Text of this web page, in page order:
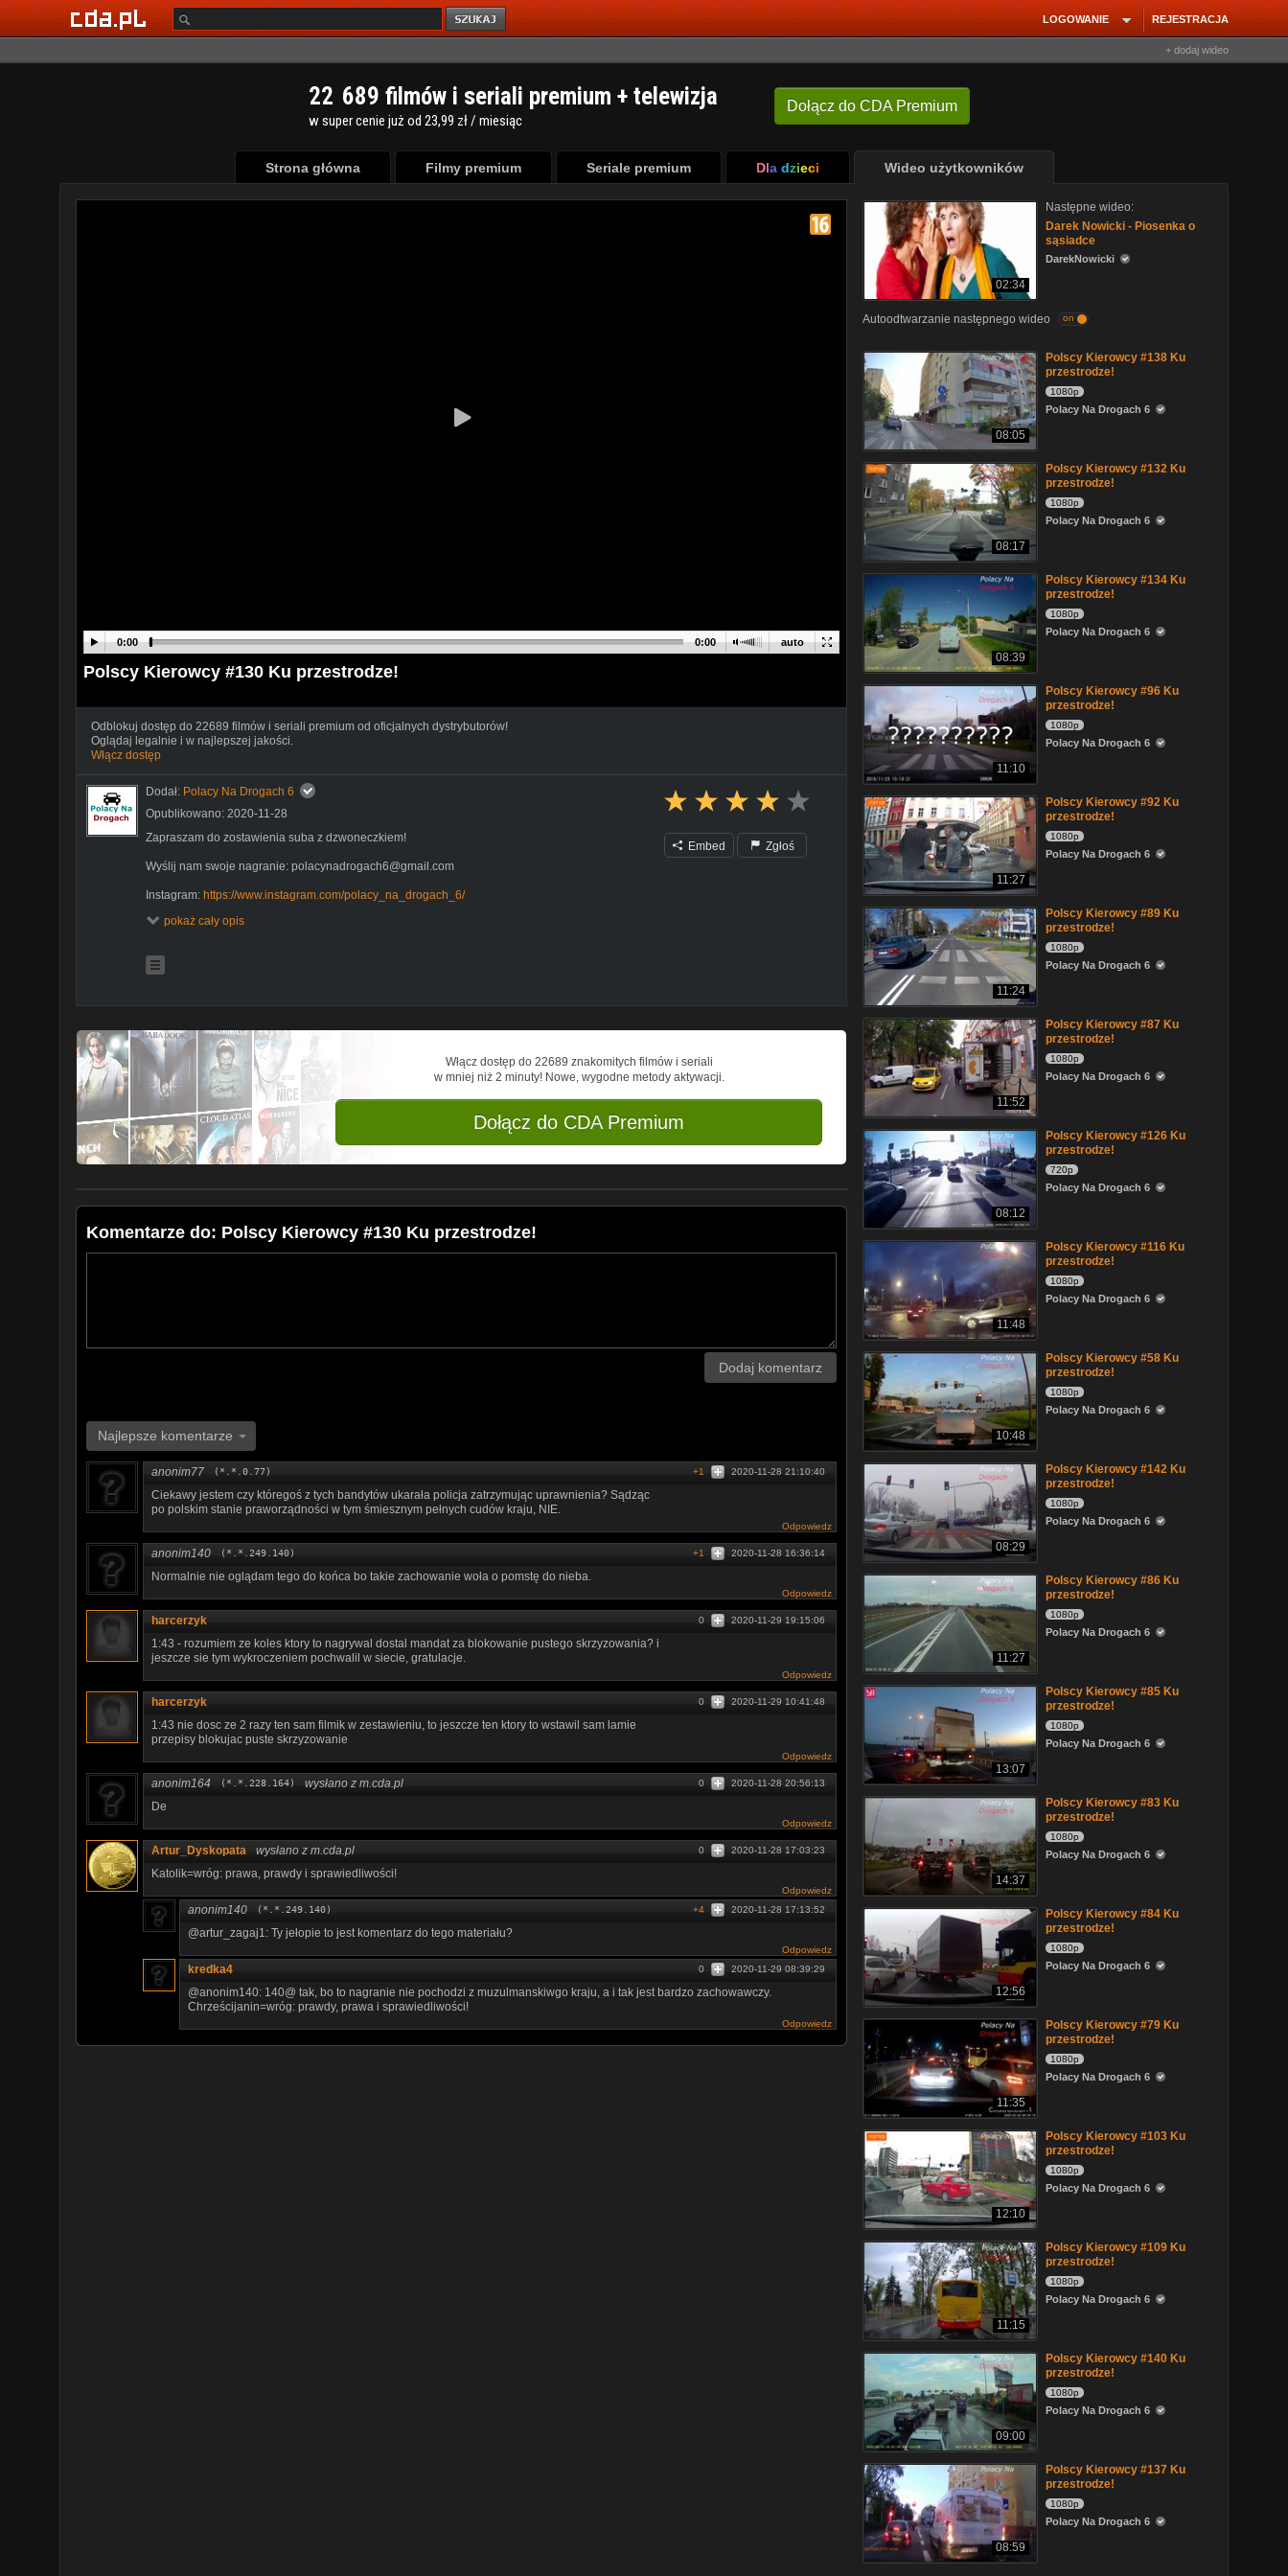
REJESTRACJA
LOGOWANIE
+ dodaj wideo
Dołącz do CDA Premium
22 689 filmów i seriali premium + telewizja
w super cenie już od 23,99 zł / miesiąc
Strona główna Filmy premium Seriale premium Dla dzieci Wideo użytkowników
auto
0:00 0:00
Polscy Kierowcy #130 Ku przestrodze!
Odblokuj dostęp do 22689 filmów i seriali premium od oficjalnych dystrybutorów!
Oglądaj legalnie i w najlepszej jakości.
Włącz dostęp
Dodał: Polacy Na Drogach 6
Opublikowano: 2020-11-28
Zapraszam do zostawienia suba z dzwoneczkiem!
Wyślij nam swoje nagranie: polacynadrogach6@gmail.com
Instagram: https://www.instagram.com/polacy_na_drogach_6/
kierowców.
Zobaczysz tutaj popisy piratów drogowych, wypadki zarówno te ciężkie, absurdy drogowe i inne.
pokaż cały opis
Embed Zgłoś
Włącz dostęp do 22689 znakomitych filmów i seriali
w mniej niż 2 minuty! Nowe, wygodne metody aktywacji.
Dołącz do CDA Premium
Komentarze do: Polscy Kierowcy #130 Ku przestrodze!
Dodaj komentarz
Najlepsze komentarze
anonim77 (*.*.0.77) 2020-11-28 21:10:40
+1
Ciekawy jestem czy któregoś z tych bandytów ukarała policja zatrzymując uprawnienia? Sądząc
po polskim stanie praworządności w tym śmiesznym pełnych cudów kraju, NIE.
Odpowiedz
anonim140 (*.*.249.140) 2020-11-28 16:36:14
+1
Normalnie nie oglądam tego do końca bo takie zachowanie woła o pomstę do nieba.
Odpowiedz
harcerzyk 2020-11-29 19:15:06
0
1:43 - rozumiem ze koles ktory to nagrywal dostal mandat za blokowanie pustego skrzyzowania? i
jeszcze sie tym wykroczeniem pochwalil w siecie, gratulacje.
Odpowiedz
harcerzyk 2020-11-29 10:41:48
0
1:43 nie dosc ze 2 razy ten sam filmik w zestawieniu, to jeszcze ten ktory to wstawil sam lamie
przepisy blokujac puste skrzyzowanie
Odpowiedz
anonim164 (*.*.228.164) wysłano z m.cda.pl 2020-11-28 20:56:13
0
De
Odpowiedz
Artur_Dyskopata wysłano z m.cda.pl 2020-11-28 17:03:23
0
Katolik=wróg: prawa, prawdy i sprawiedliwości!
Odpowiedz
anonim140 (*.*.249.140) 2020-11-28 17:13:52
+4
@artur_zagaj1: Ty jełopie to jest komentarz do tego materiału?
Odpowiedz
kredka4 2020-11-29 08:39:29
0
@anonim140: 140@ tak, bo to nagranie nie pochodzi z muzulmanskiwgo kraju, a i tak jest bardzo zachowawczy.
Chrześcijanin=wróg: prawdy, prawa i sprawiedliwości!
Odpowiedz
02:34
Następne wideo:
Darek Nowicki - Piosenka o
sąsiadce
DarekNowicki
Autoodtwarzanie następnego wideo on
08:05
Polscy Kierowcy #138 Ku
przestrodze!
1080p
Polacy Na Drogach 6
08:17
Polscy Kierowcy #132 Ku
przestrodze!
1080p
Polacy Na Drogach 6
08:39
Polscy Kierowcy #134 Ku
przestrodze!
1080p
Polacy Na Drogach 6
11:10
Polscy Kierowcy #96 Ku
przestrodze!
1080p
Polacy Na Drogach 6
11:27
Polscy Kierowcy #92 Ku
przestrodze!
1080p
Polacy Na Drogach 6
11:24
Polscy Kierowcy #89 Ku
przestrodze!
1080p
Polacy Na Drogach 6
11:52
Polscy Kierowcy #87 Ku
przestrodze!
1080p
Polacy Na Drogach 6
08:12
Polscy Kierowcy #126 Ku
przestrodze!
720p
Polacy Na Drogach 6
11:48
Polscy Kierowcy #116 Ku
przestrodze!
1080p
Polacy Na Drogach 6
10:48
Polscy Kierowcy #58 Ku
przestrodze!
1080p
Polacy Na Drogach 6
08:29
Polscy Kierowcy #142 Ku
przestrodze!
1080p
Polacy Na Drogach 6
11:27
Polscy Kierowcy #86 Ku
przestrodze!
1080p
Polacy Na Drogach 6
13:07
Polscy Kierowcy #85 Ku
przestrodze!
1080p
Polacy Na Drogach 6
14:37
Polscy Kierowcy #83 Ku
przestrodze!
1080p
Polacy Na Drogach 6
12:56
Polscy Kierowcy #84 Ku
przestrodze!
1080p
Polacy Na Drogach 6
11:35
Polscy Kierowcy #79 Ku
przestrodze!
1080p
Polacy Na Drogach 6
12:10
Polscy Kierowcy #103 Ku
przestrodze!
1080p
Polacy Na Drogach 6
11:15
Polscy Kierowcy #109 Ku
przestrodze!
1080p
Polacy Na Drogach 6
09:00
Polscy Kierowcy #140 Ku
przestrodze!
1080p
Polacy Na Drogach 6
08:59
Polscy Kierowcy #137 Ku
przestrodze!
1080p
Polacy Na Drogach 6